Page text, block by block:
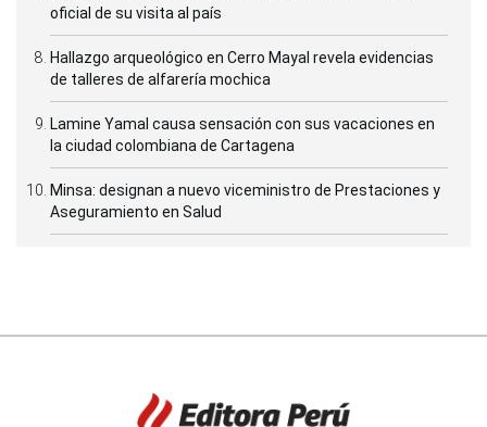
oficial de su visita al país
Hallazgo arqueológico en Cerro Mayal revela evidencias
de talleres de alfarería mochica
Lamine Yamal causa sensación con sus vacaciones en
la ciudad colombiana de Cartagena
Minsa: designan a nuevo viceministro de Prestaciones y
Aseguramiento en Salud